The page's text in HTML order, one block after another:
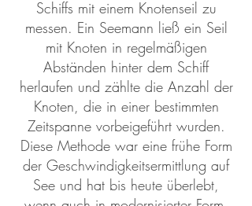
Schiffs mit einem Knotenseil zu
messen. Ein Seemann ließ ein Seil
mit Knoten in regelmäßigen
Abständen hinter dem Schiff
herlaufen und zählte die Anzahl der
Knoten, die in einer bestimmten
Zeitspanne vorbeigeführt wurden.
Diese Methode war eine frühe Form
der Geschwindigkeitsermittlung auf
See und hat bis heute überlebt,